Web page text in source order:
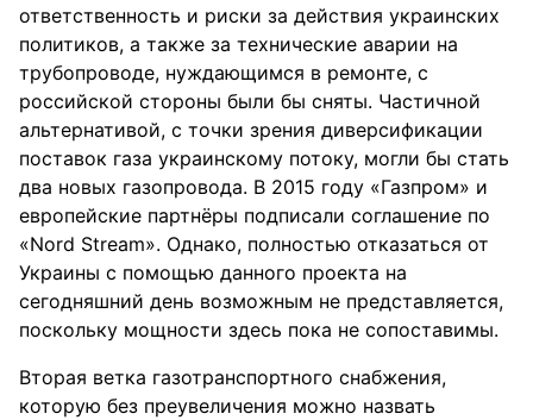
ответственность и риски за действия украинских
политиков, а также за технические аварии на
трубопроводе, нуждающимся в ремонте, с
российской стороны были бы сняты. Частичной
альтернативой, с точки зрения диверсификации
поставок газа украинскому потоку, могли бы стать
два новых газопровода. В 2015 году «Газпром» и
европейские партнёры подписали соглашение по
«Nord Stream». Однако, полностью отказаться от
Украины с помощью данного проекта на
сегодняшний день возможным не представляется,
поскольку мощности здесь пока не сопоставимы.
Вторая ветка газотранспортного снабжения,
которую без преувеличения можно назвать